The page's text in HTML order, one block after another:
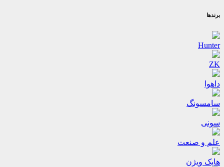
برندها
Hunter
ZK
داهوا
سامسونگ
سونی
علم و صنعت
هایک ویژن